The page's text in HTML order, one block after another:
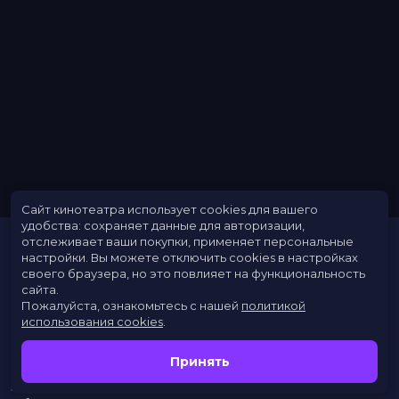
Расписание
Скоро в кино
Заведения
Сайт кинотеатра использует cookies для вашего
удобства: сохраняет данные для авторизации,
отслеживает ваши покупки, применяет персональные
настройки. Вы можете отключить cookies в настройках
своего браузера, но это повлияет на функциональность
сайта.
Пожалуйста, ознакомьтесь с нашей политикой
использования cookies
Принять